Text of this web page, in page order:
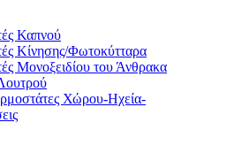
Καπνού
Κίνησης/Φωτοκύτταρα
Μονοξειδίου του Άνθρακα
Χώρου-Ηχεία-